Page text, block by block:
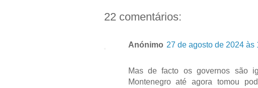
22 comentários:
Anónimo 27 de agosto de 2024 às
Mas de facto os governos são
Montenegro até agora tomou